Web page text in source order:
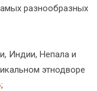
разнообразных
Индии, Непала и
этнодворе
;